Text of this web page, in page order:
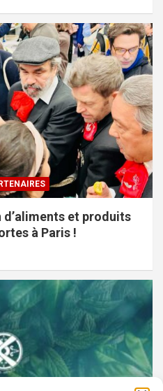
d’aliments et produits
à Paris !